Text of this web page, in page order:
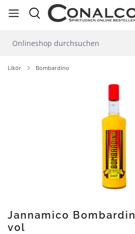
springen
Likör Bombardino
Jannamico
vol